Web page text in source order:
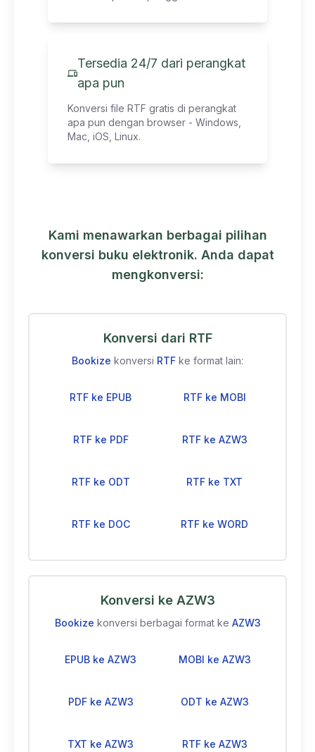
Tersedia 24/7 dari perangkat
apa pun
Konversi file RTF gratis di perangkat
apa pun dengan browser - Windows,
Mac, iOS, Linux.
Kami menawarkan berbagai pilihan
konversi buku elektronik. Anda dapat
mengkonversi:
Konversi dari RTF
Bookize konversi RTF ke format lain:
RTF ke EPUB RTF ke MOBI
RTF ke PDF RTF ke AZW3
RTF ke ODT RTF ke TXT
RTF ke DOC RTF ke WORD
Konversi ke AZW3
Bookize konversi berbagai format ke AZW3
EPUB ke AZW3 MOBI ke AZW3
PDF ke AZW3 ODT ke AZW3
TXT ke AZW3 RTF ke AZW3